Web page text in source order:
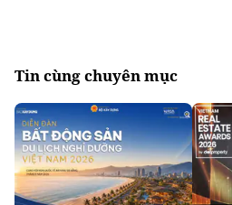
Tin cùng chuyên mục